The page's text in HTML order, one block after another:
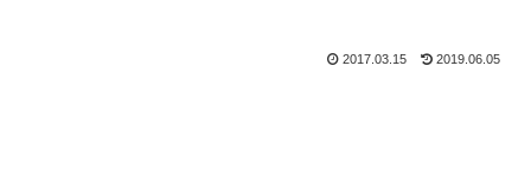
2017.03.15 2019.06.05